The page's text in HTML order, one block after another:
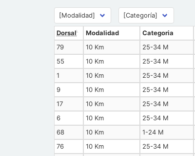
Dorsal Modalidad Categoria
79
10 Km 25-34 M
55
10 Km 25-34 M
1
10 Km 25-34 M
9
10 Km 25-34 M
17
10 Km 25-34 M
6
10 Km 25-34 M
68
10 Km 1-24 M
76
10 Km 25-34 M